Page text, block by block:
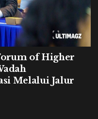
of Higher
Melalui Jalur